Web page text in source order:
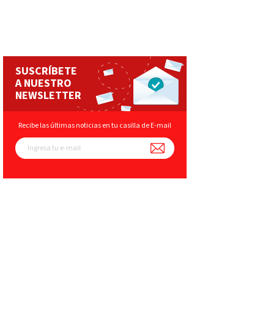
SUSCRÍBETE
A NUESTRO
NEWSLETTER
Recibe las últimas noticias en tu casilla de E-mail